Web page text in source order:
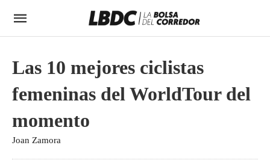
Las 10 mejores ciclistas
femeninas del WorldTour del
momento
Joan Zamora